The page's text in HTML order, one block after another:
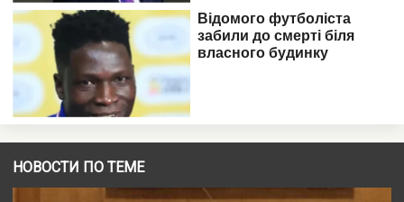
НОВОСТИ ПО ТЕМЕ